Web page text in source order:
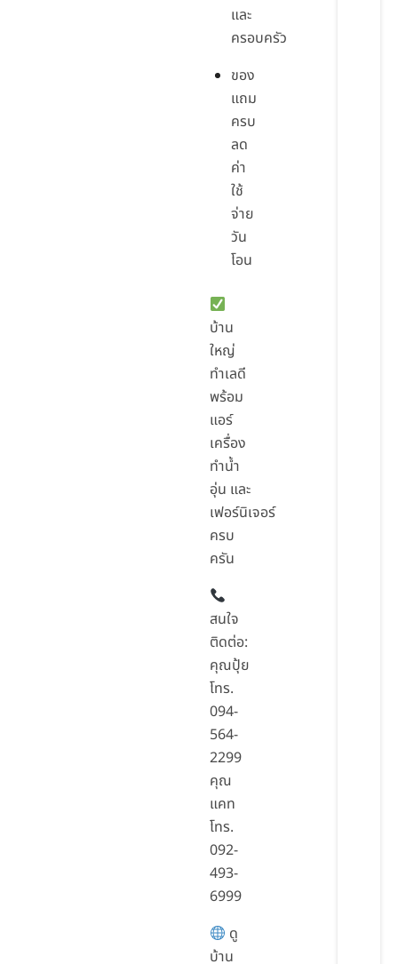
และ
ครอบครัว
ของ
แถม
ครบ
ลด
ค่า
ใช้
จ่าย
วัน
โอน
บ้าน
ใหญ่
ทำเลดี
พร้อม
แอร์
เครื่อง
ทำน้ำ
อุ่น และ
เฟอร์นิเจอร์
ครบ
ครัน
สนใจ
ติดต่อ:
คุณปุ้ย
โทร.
094-
564-
2299
คุณ
แคท
โทร.
092-
493-
6999
ดู
บ้าน